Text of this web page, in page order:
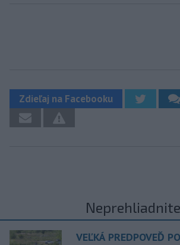
Zdieľaj na Facebooku
Neprehliadnite
VEĽKÁ PREDPOVEĎ